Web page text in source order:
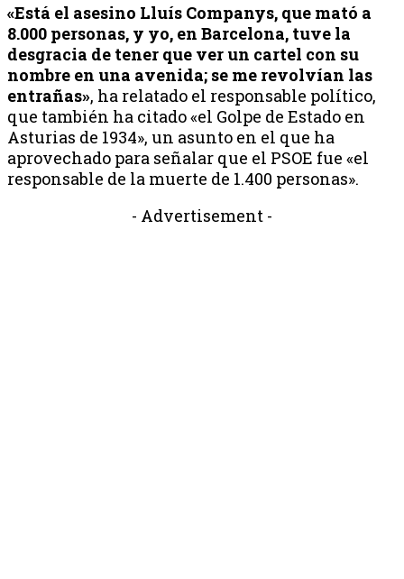
«Está el asesino Lluís Companys, que mató a
8.000 personas, y yo, en Barcelona, tuve la
desgracia de tener que ver un cartel con su
nombre en una avenida; se me revolvían las
entrañas», ha relatado el responsable político,
que también ha citado «el Golpe de Estado en
Asturias de 1934», un asunto en el que ha
aprovechado para señalar que el PSOE fue «el
responsable de la muerte de 1.400 personas».
- Advertisement -